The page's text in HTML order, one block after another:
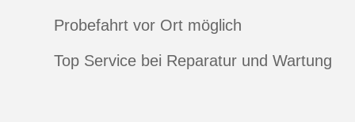
Probefahrt vor Ort möglich
Top Service bei Reparatur und Wartung